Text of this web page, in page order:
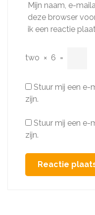
Mijn naam, e-
deze browser
ik een reactie
two × 6 =
Stuur mij een e-
zijn.
Stuur mij een e-
zijn.